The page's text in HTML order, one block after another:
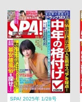
SPA! 2025年 1/28号